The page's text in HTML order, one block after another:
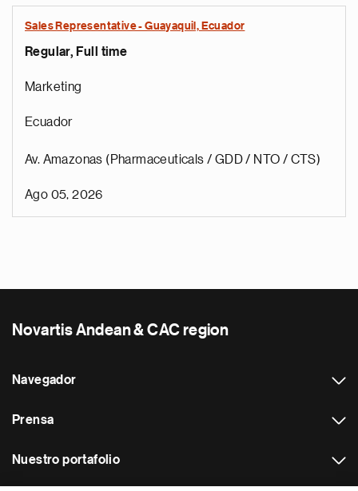
Sales Representative - Guayaquil, Ecuador
Regular, Full time
Marketing
Ecuador
Av. Amazonas (Pharmaceuticals / GDD / NTO / CTS)
Ago 05, 2026
Novartis Andean & CAC region
Navegador
Prensa
Nuestro portafolio